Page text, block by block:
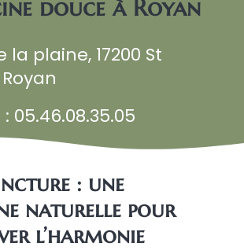
douce à Royan
la plaine, 17200 St
05.46.08.35.05
: une
naturelle pour
l’harmonie